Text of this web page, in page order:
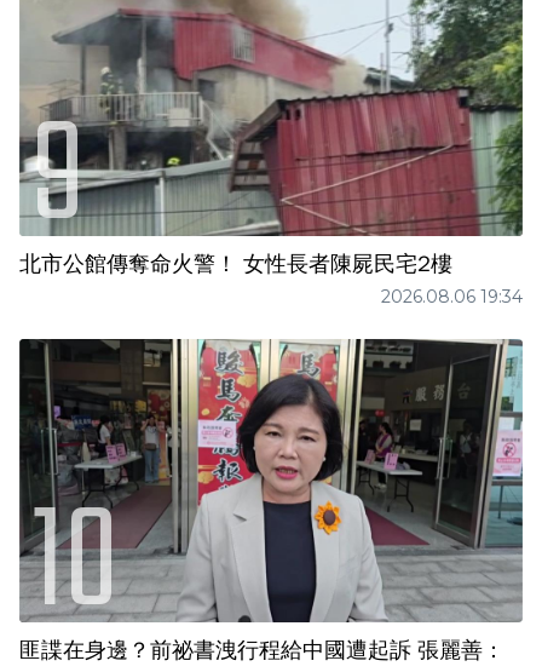
北市公館傳奪命火警！ 女性長者陳屍民宅2樓
2026.08.06 19:34
匪諜在身邊？前祕書洩行程給中國遭起訴 張麗善：